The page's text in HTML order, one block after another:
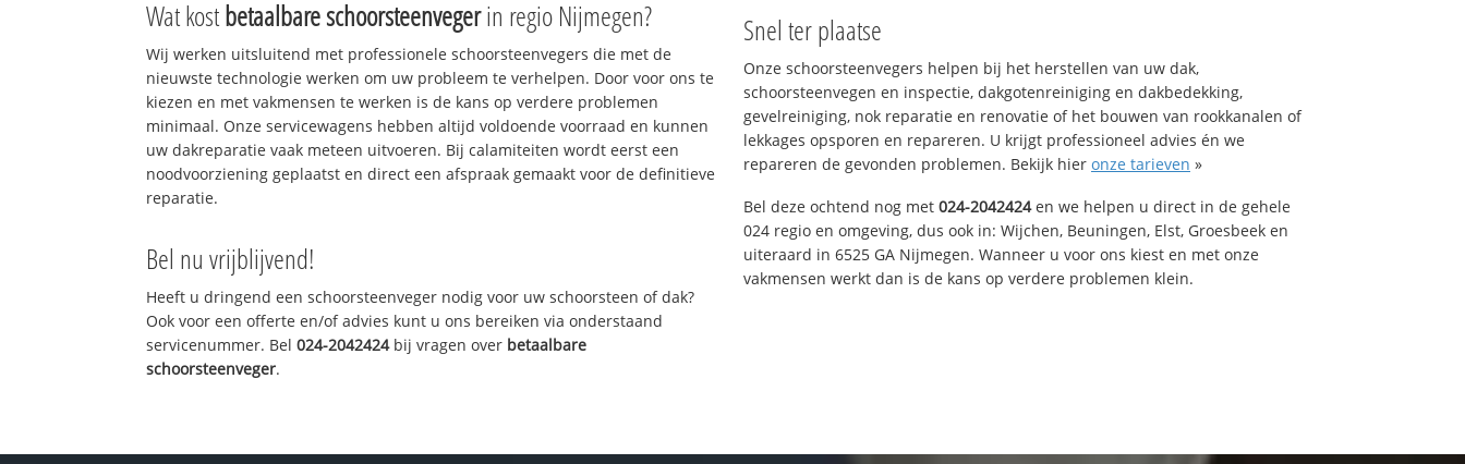
Wat kostbetaalbare schoorsteenvegerin regio Nijmegen?
Wij werken uitsluitend met professionele schoorsteenvegers die met de
nieuwste technologie werken om uw probleem te verhelpen. Door voor ons te
kiezen en met vakmensen te werken is de kans op verdere problemen
minimaal. Onze servicewagens hebben altijd voldoende voorraad en kunnen
uw dakreparatie vaak meteen uitvoeren. Bij calamiteiten wordt eerst een
noodvoorziening geplaatst en direct een afspraak gemaakt voor de definitieve
reparatie.
Bel nu vrijblijvend!
Heeft u dringend een schoorsteenveger nodig voor uw schoorsteen of dak?
Ook voor een offerte en/of advies kunt u ons bereiken via onderstaand
servicenummer. Bel024-2042424bij vragen over betaalbare
schoorsteenveger.
Snel ter plaatse
Onze schoorsteenvegers helpen bij het herstellen van uw dak,
schoorsteenvegen en inspectie, dakgotenreiniging en dakbedekking,
gevelreiniging, nok reparatie en renovatie of het bouwen van rookkanalen of
lekkages opsporen en repareren. U krijgt professioneel advies én we
repareren de gevonden problemen. Bekijk hier onze tarieven »
Bel deze ochtend nog met 024-2042424en we helpen u direct in de gehele
024 regio en omgeving, dus ook in: Wijchen, Beuningen, Elst, Groesbeek en
uiteraard in 6525 GA Nijmegen. Wanneer u voor ons kiest en met onze
vakmensen werkt dan is de kans op verdere problemen klein.